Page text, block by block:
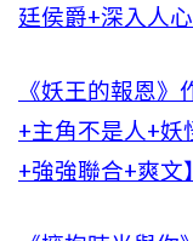
廷侯爵+深入人
《妖王的報恩
+主角不是人+妖
+強強聯合+爽文】